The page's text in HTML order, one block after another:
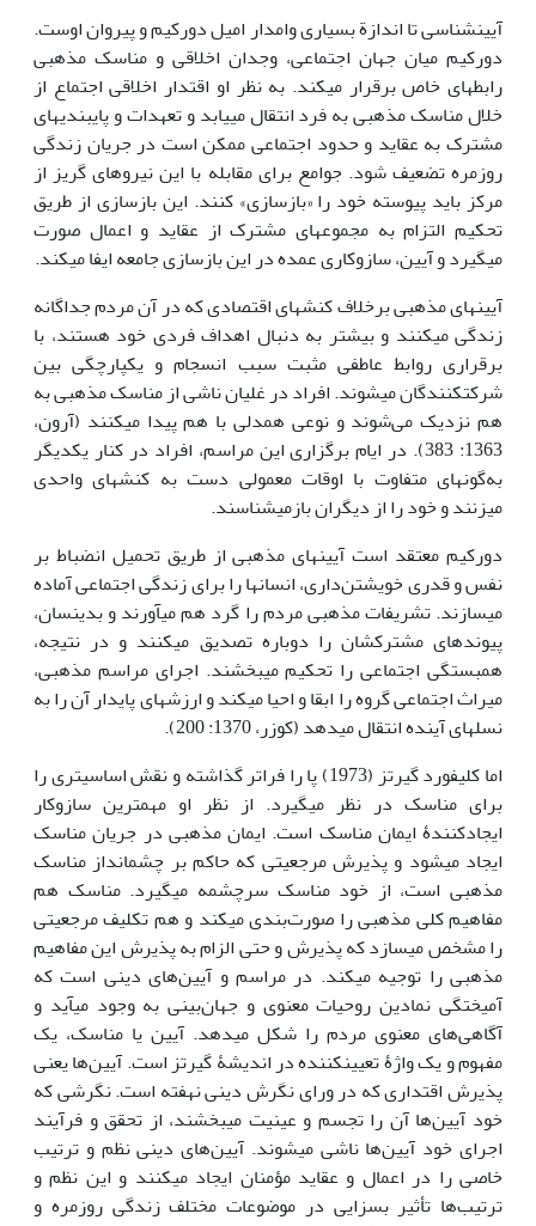
آیین‎شناسی تا اندازة بسیاری وامدار امیل دورکیم و پیروان اوست.
دورکیم میان جهان اجتماعی، وجدان اخلاقی و مناسک مذهبی
رابطه‎ای خاص برقرار می‎کند. به نظر او اقتدار اخلاقی اجتماع از
خلال مناسک مذهبی به فرد انتقال می‎یابد و تعهدات و پایبندی‎های
مشترک به عقاید و حدود اجتماعی ممکن است در جریان زندگی
روزمره تضعیف شود. جوامع برای مقابله با این نیروهای گریز از
مرکز باید پیوسته خود را «بازسازی» کنند. این بازسازی از طریق
تحکیم التزام به مجموعه‎ای مشترک از عقاید و اعمال صورت
می‎گیرد و آیین، سازوکاری عمده در این بازسازی جامعه ایفا می‎کند.
آیین‎های مذهبی برخلاف کنش‎های اقتصادی که در آن مردم جداگانه
زندگی می‎کنند و بیشتر به دنبال اهداف فردی خود هستند، با
برقراری روابط عاطفی مثبت سبب انسجام و یکپارچگی بین
شرکت‎کنندگان می‎شوند. افراد در غلیان ناشی از مناسک مذهبی به
هم نزدیک می‌شوند و نوعی همدلی با هم پیدا می‎کنند (آرون،
1363: 383). در ایام برگزاری این مراسم، افراد در کنار یکدیگر
به‌گونه‎ای متفاوت با اوقات معمولی دست به کنش‎های واحدی
می‎زنند و خود را از دیگران بازمی‎شناسند.
دورکیم معتقد است آیین‎های مذهبی از طریق تحمیل انضباط بر
نفس و قدری خویشتن‌داری، انسان‎ها را برای زندگی اجتماعی آماده
می‎سازند. تشریفات مذهبی مردم را گرد هم می‎آورند و بدین‎سان،
پیوندهای مشترکشان را دوباره تصدیق می‎کنند و در نتیجه،
همبستگی اجتماعی را تحکیم می‎بخشند. اجرای مراسم مذهبی،
میراث اجتماعی گروه را ابقا و احیا می‎کند و ارزش‎های پایدار آن را به
نسل‎های آینده انتقال می‎دهد (کوزر، 1370: 200).
اما کلیفورد گیرتز (1973) پا را فراتر گذاشته و نقش اساسی‎تری را
برای مناسک در نظر می‎گیرد. از نظر او مهم‎ترین سازوکار
ایجادکنندۀ ایمان مناسک است. ایمان مذهبی در جریان مناسک
ایجاد می‎شود و پذیرش مرجعیتی که حاکم بر چشم‎انداز مناسک
مذهبی است، از خود مناسک سرچشمه می‎گیرد. مناسک هم
مفاهیم کلی مذهبی را صورت‌بندی می‎کند و هم تکلیف مرجعیتی
را مشخص می‎سازد که پذیرش و حتی الزام به پذیرش این مفاهیم
مذهبی را توجیه می‎کند. در مراسم و آیین‌‌‌های دینی است که
آمیختگی نمادین روحیات معنوی و جهان‌بینی به وجود می­آید و
آگاهی‌‌‌های معنوی مردم را شکل می­دهد. آیین یا مناسک، یک
مفهوم و یک واژۀ تعیین­کننده در اندیشۀ گیرتز است. آیین‌‌‌ها یعنی
پذیرش اقتداری که در ورای نگرش دینی نهفته است. نگرشی که
خود آیین‌‌‌ها آن ‎را تجسم و عینیت می­بخشند، از تحقق و فرآیند
اجرای خود آیین‌‌‌ها ناشی می­شوند. آیین‌‌‌های دینی نظم و ترتیب
خاصی را در اعمال و عقاید مؤمنان ایجاد می­کنند و این نظم و
ترتیب‌‌‌ها تأثیر بسزایی در موضوعات مختلف زندگی روزمره و